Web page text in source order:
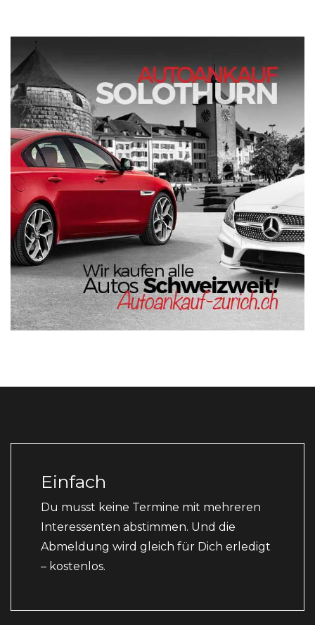
Einfach
Du musst keine Termine mit mehreren
Interessenten abstimmen. Und die
Abmeldung wird gleich für Dich erledigt
– kostenlos.